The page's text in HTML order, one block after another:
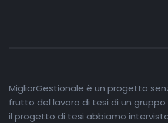
MigliorGestionale è un progetto
frutto del lavoro di tesi di un
il progetto di tesi abbiamo